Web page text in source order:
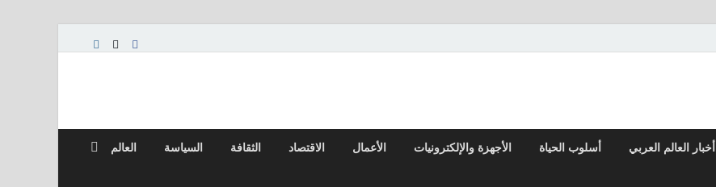
أخبار العالم العربي أسلوب الحياة الأجهزة والإلكترونيات الأعمال الاقتصاد الثقافة السياسة العالم